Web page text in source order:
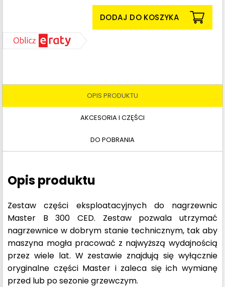
DODAJ DO KOSZYKA
OPIS PRODUKTU
AKCESORIA I CZĘŚCI
DO POBRANIA
Opis produktu
Zestaw części eksploatacyjnych do nagrzewnic
Master B 300 CED. Zestaw pozwala utrzymać
nagrzewnice w dobrym stanie technicznym, tak aby
maszyna mogła pracować z najwyższą wydajnością
przez wiele lat. W zestawie znajdują się wyłącznie
oryginalne części Master i zaleca się ich wymianę
przed lub po sezonie grzewczym.